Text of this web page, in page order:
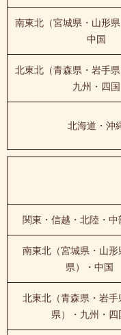
南東北（宮城県・山形
中国
北東北（青森県・岩手
九州・四国
北海道・沖
関東・信越・北陸・中
南東北（宮城県・山形
県）・中国
北東北（青森県・岩手
県）・九州・四